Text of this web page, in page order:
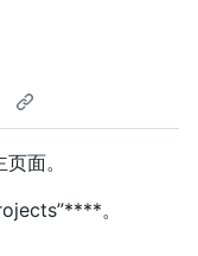
面。
。